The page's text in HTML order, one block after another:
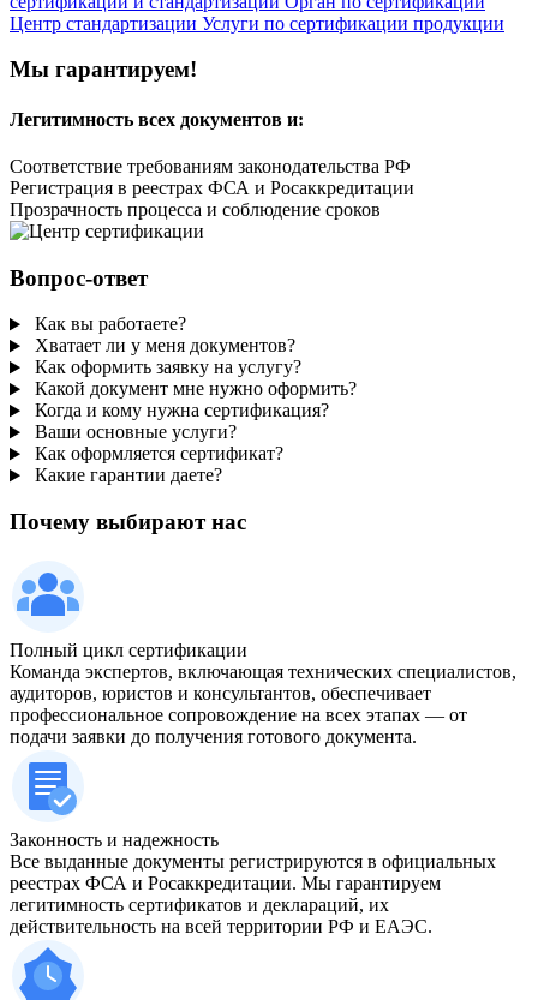
Центр стандартизации Услуги по сертификации продукции
Мы гарантируем!
Легитимность всех документов и:
Соответствие требованиям законодательства РФ
Регистрация в реестрах ФСА и Росаккредитации
Прозрачность процесса и соблюдение сроков
Вопрос-ответ
Как вы работаете?
Хватает ли у меня документов?
Как оформить заявку на услугу?
Какой документ мне нужно оформить?
Когда и кому нужна сертификация?
Ваши основные услуги?
Как оформляется сертификат?
Какие гарантии даете?
Почему выбирают нас
Полный цикл сертификации
Команда экспертов, включающая технических специалистов,
аудиторов, юристов и консультантов, обеспечивает
профессиональное сопровождение на всех этапах — от
подачи заявки до получения готового документа.
Законность и надежность
Все выданные документы регистрируются в официальных
реестрах ФСА и Росаккредитации. Мы гарантируем
легитимность сертификатов и деклараций, их
действительность на всей территории РФ и ЕАЭС.